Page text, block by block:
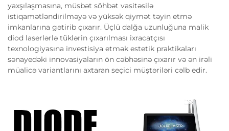
yaxşılaşmasına, müsbət söhbət vasitəsilə
istiqamətləndirilməyə və yüksək qiymət təyin etmə
imkanlarına gətirib çıxarır. Üçlü dalğa uzunluğuna malik
diod laserlərlə tüklərin çıxarılması ixracatçısı
texnologiyasına investisiya etmək estetik praktikaları
sənayedəki innovasiyaların ön cəbhəsinə çıxarır və ən irəli
müalicə variantlarını axtaran seçici müştəriləri cəlb edir.